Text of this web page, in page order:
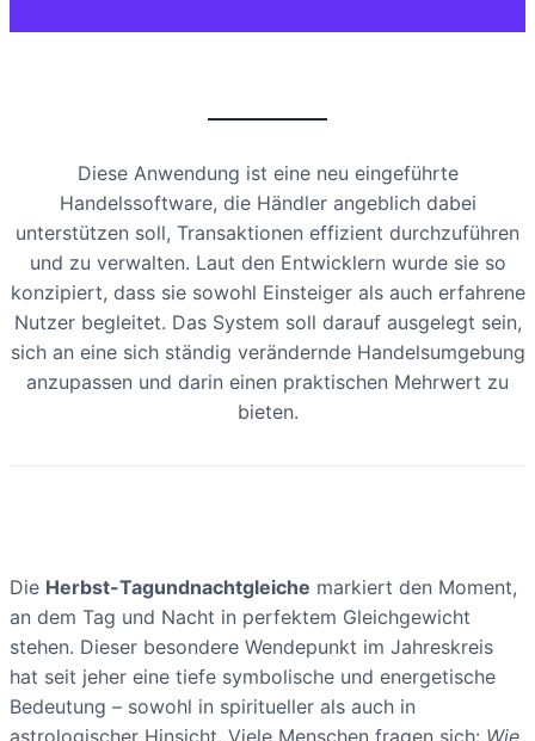
Diese Anwendung ist eine neu eingeführte
Handelssoftware, die Händler angeblich dabei
unterstützen soll, Transaktionen effizient durchzuführen
und zu verwalten. Laut den Entwicklern wurde sie so
konzipiert, dass sie sowohl Einsteiger als auch erfahrene
Nutzer begleitet. Das System soll darauf ausgelegt sein,
sich an eine sich ständig verändernde Handelsumgebung
anzupassen und darin einen praktischen Mehrwert zu
bieten.
Die Herbst-Tagundnachtgleiche markiert den Moment,
an dem Tag und Nacht in perfektem Gleichgewicht
stehen. Dieser besondere Wendepunkt im Jahreskreis
hat seit jeher eine tiefe symbolische und energetische
Bedeutung – sowohl in spiritueller als auch in
astrologischer Hinsicht. Viele Menschen fragen sich: Wie